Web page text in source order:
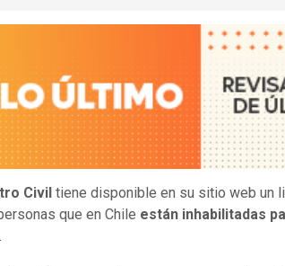
Civil tiene disponible en su sitio web un
que en Chile están inhabilitadas
.